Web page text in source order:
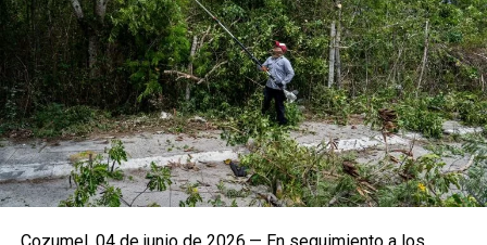
Cozumel, 04 de junio de 2026.— En seguimiento a los